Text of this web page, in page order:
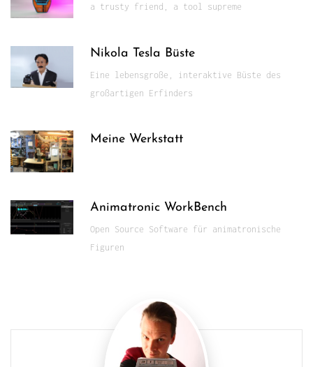
a trusty friend, a tool supreme
Nikola Tesla Büste
Eine lebensgroße, interaktive Büste des
großartigen Erfinders
Meine Werkstatt
Animatronic WorkBench
Open Source Software für animatronische
Figuren